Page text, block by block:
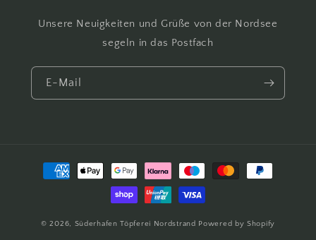
Unsere Neuigkeiten und Grüße von der Nordsee
segeln in das Postfach
E-Mail
Zahlungsmethoden
© 2026, Süderhafen Töpferei Nordstrand Powered by Shopify